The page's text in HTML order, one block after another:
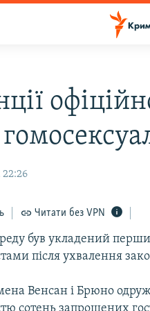
22:26
Читати без VPN
був укладений
після ухвалення
Венсан і Брюно